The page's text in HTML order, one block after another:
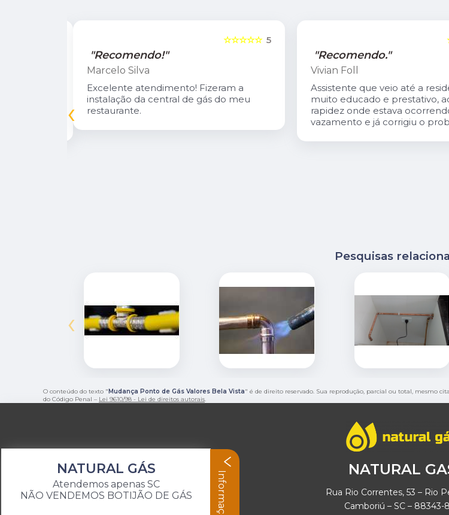
5
☆☆☆☆☆
"Recomendo!"
Marcelo Silva
Excelente atendimento! Fizeram a
instalação da central de gás do meu
restaurante.
"Recomendo."
Vivian Foll
Assistente que veio até a
muito educado e prestativo,
rapidez onde estava
vazamento e já corrigiu o
‹
Pesquisas
‹
O conteúdo do texto " Mudança Ponto de Gás Valores Bela Vista" é de direito reservado. Sua reprodução, parcial ou total, mesmo
do Código Penal – Lei 9610/98 - Lei de direitos autorais.
NATURAL
Rua Rio Correntes, 53 – Rio
Camboriú – SC – 88343-
NATURAL GÁS
Atendemos apenas SC
NÃO VENDEMOS BOTIJÃO DE GÁS
Informações